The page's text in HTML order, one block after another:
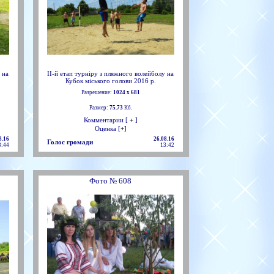
на
ІІ-й етап турніру з пляжного волейболу на
Кубок міського голови 2016 р.
Разрешение: 1024 х 681
Размер: 75.73Кб.
Комментарии [ +]
Оценка [+]
Голос громади
26.08.16
13:42
Фото № 608